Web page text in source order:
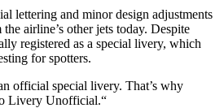
lettering and minor design adjustments
airline’s other jets today. Despite
registered as a special livery, which
for spotters.
official special livery. That’s why
Livery Unofficial.“